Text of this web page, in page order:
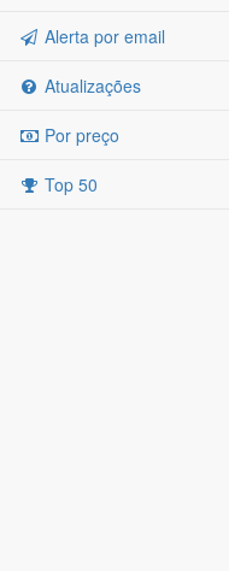
Alerta por email
Atualizações
Por preço
Top 50